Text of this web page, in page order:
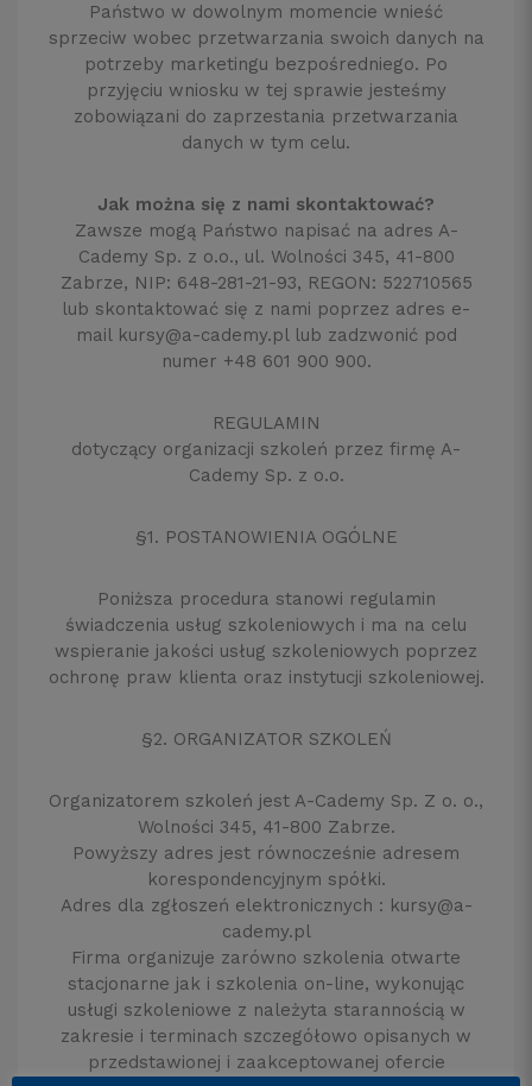
Państwo w dowolnym momencie wnieść
sprzeciw wobec przetwarzania swoich danych na
potrzeby marketingu bezpośredniego. Po
przyjęciu wniosku w tej sprawie jesteśmy
zobowiązani do zaprzestania przetwarzania
danych w tym celu.
Jak można się z nami skontaktować?
Zawsze mogą Państwo napisać na adres A-
Cademy Sp. z o.o., ul. Wolności 345, 41-800
Zabrze, NIP: 648-281-21-93, REGON: 522710565
lub skontaktować się z nami poprzez adres e-
mail kursy@a-cademy.pl lub zadzwonić pod
numer +48 601 900 900.
REGULAMIN
dotyczący organizacji szkoleń przez firmę A-
Cademy Sp. z o.o.
§1. POSTANOWIENIA OGÓLNE
Poniższa procedura stanowi regulamin
świadczenia usług szkoleniowych i ma na celu
wspieranie jakości usług szkoleniowych poprzez
ochronę praw klienta oraz instytucji szkoleniowej.
§2. ORGANIZATOR SZKOLEŃ
Organizatorem szkoleń jest A-Cademy Sp. Z o. o.,
Wolności 345, 41-800 Zabrze.
Powyższy adres jest równocześnie adresem
korespondencyjnym spółki.
Adres dla zgłoszeń elektronicznych : kursy@a-
cademy.pl
Firma organizuje zarówno szkolenia otwarte
stacjonarne jak i szkolenia on-line, wykonując
usługi szkoleniowe z należyta starannością w
zakresie i terminach szczegółowo opisanych w
przedstawionej i zaakceptowanej ofercie